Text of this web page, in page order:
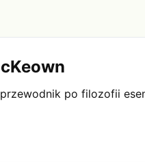
po filozofii